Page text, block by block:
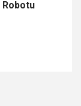
Robotu